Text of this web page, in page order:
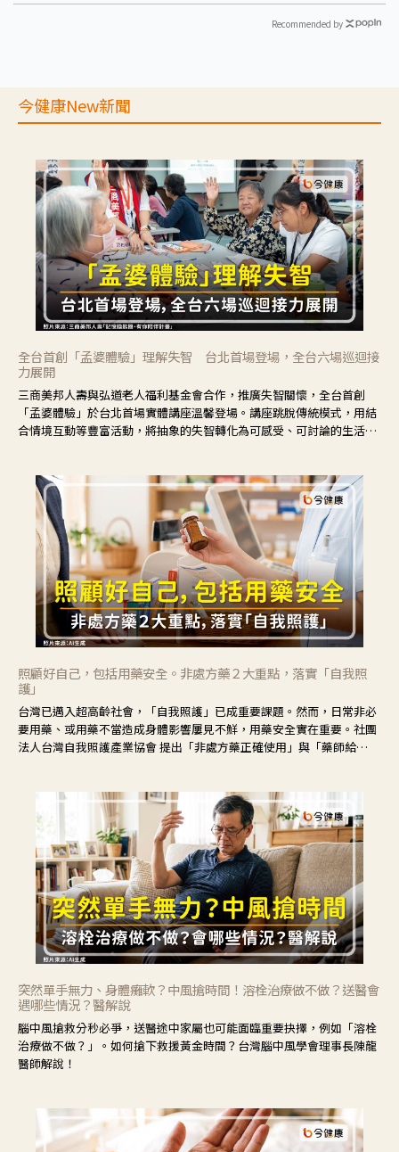
Recommended by
今健康New新聞
全台首創「孟婆體驗」理解失智 台北首場登場，全台六場巡迴接
力展開
三商美邦人壽與弘道老人福利基金會合作，推廣失智關懷，全台首創
「孟婆體驗」於台北首場實體講座溫馨登場。講座跳脫傳統模式，用結
合情境互動等豐富活動，將抽象的失智轉化為可感受、可討論的生活情
照顧好自己，包括用藥安全。非處方藥２大重點，落實「自我照
護」
台灣已邁入超高齡社會，「自我照護」已成重要課題。然而，日常非必
要用藥、或用藥不當造成身體影響屢見不鮮，用藥安全實在重要。社團
法人台灣自我照護產業協會 提出「非處方藥正確使用」與「藥師給
突然單手無力、身體癱軟？中風搶時間！溶栓治療做不做？送醫會
遇哪些情況？醫解說
腦中風搶救分秒必爭，送醫途中家屬也可能面臨重要抉擇，例如「溶栓
治療做不做？」。如何搶下救援黃金時間？台灣腦中風學會理事長陳龍
醫師解說！